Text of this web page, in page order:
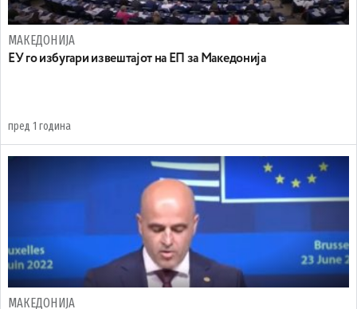
МАКЕДОНИЈА
ЕУ го избугари извештајот на ЕП за Македонија
пред 1 година
МАКЕДОНИЈА